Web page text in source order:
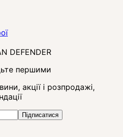
DEFENDER
першими
акції і розпродажі,
Підписатися